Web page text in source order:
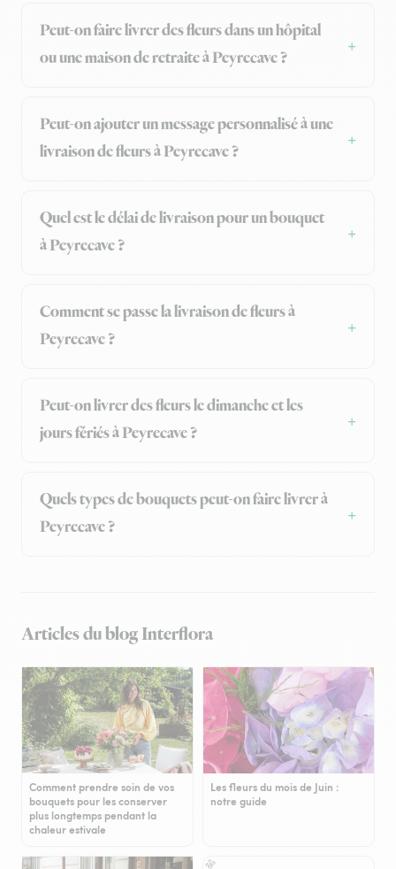
Peut-on faire livrer des fleurs dans un hôpital
ou une maison de retraite à Peyrecave ?
Peut-on ajouter un message personnalisé à une
livraison de fleurs à Peyrecave ?
Quel est le délai de livraison pour un bouquet
à Peyrecave ?
Comment se passe la livraison de fleurs à
Peyrecave ?
Peut-on livrer des fleurs le dimanche et les
jours fériés à Peyrecave ?
Quels types de bouquets peut-on faire livrer à
Peyrecave ?
Articles du blog Interflora
Comment prendre soin de vos
bouquets pour les conserver
plus longtemps pendant la
chaleur estivale
Les fleurs du mois de Juin :
notre guide